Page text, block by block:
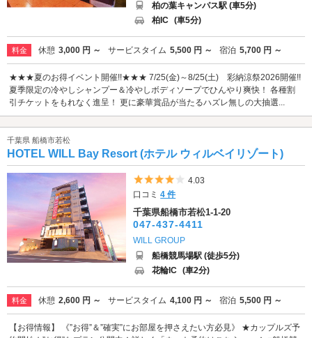
柏の葉キャンパス駅 (車5分)
柏IC (車5分)
料金 休憩 3,000 円 ～ サービスタイム 5,500 円 ～ 宿泊 5,700 円 ～
★★★夏のお得イベント開催!!★★★ 7/25(金)～8/25(土) 彩納涼祭2026開催!!
夏季限定の冷やしシャンプー＆冷やしボディソープでひんやり爽快！ 各種割
引チケットをもれなく進呈！ 更に豪華賞品が当たるハズレ無しの大抽選...
千葉県 船橋市若松
HOTEL WILL Bay Resort (ホテル ウィルベイリゾート)
5つ星のうち4
4.03
口コミ4 件
千葉県船橋市若松1-1-20
047-437-4411
WILL GROUP
船橋競馬場駅 (徒歩5分)
花輪IC (車2分)
料金 休憩 2,600 円 ～ サービスタイム 4,100 円 ～ 宿泊 5,500 円 ～
【お得情報】 《”お得”＆”確実”にお部屋を押さえたい方必見》 ★カップルズ予